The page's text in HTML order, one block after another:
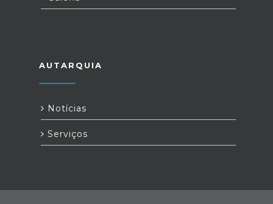
AUTARQUIA
Notícias
Serviços